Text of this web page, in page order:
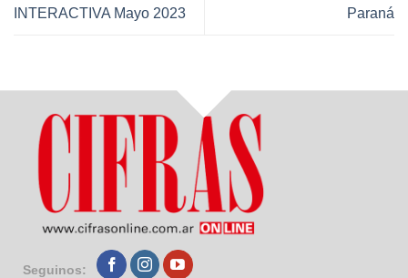
INTERACTIVA Mayo 2023
Paraná
Seguinos: